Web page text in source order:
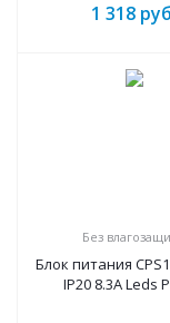
1 318
Без
Блок питания
IP20 8.3A Leds